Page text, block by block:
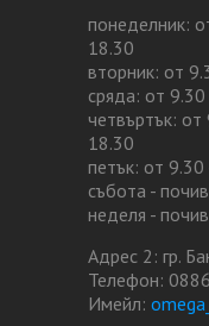
понеделник:
18.30
вторник: от
сряда: от
четвъртък:
18.30
петък: от
събота -
неделя -
Адрес 2: гр.
Телефон:
Имейл: